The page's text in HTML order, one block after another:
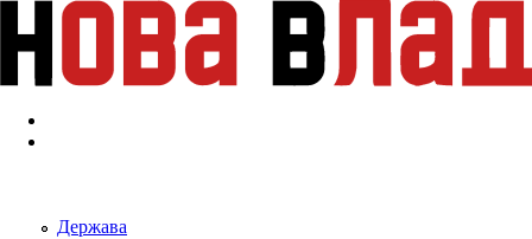
Перейти к основному содержанию
Держава